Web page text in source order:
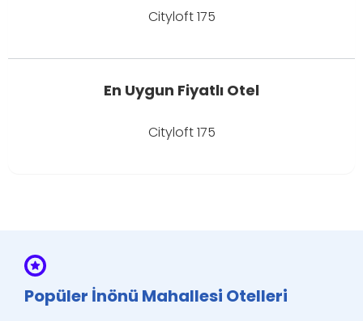
Cityloft 175
En Uygun Fiyatlı Otel
Cityloft 175
Popüler İnönü Mahallesi Otelleri